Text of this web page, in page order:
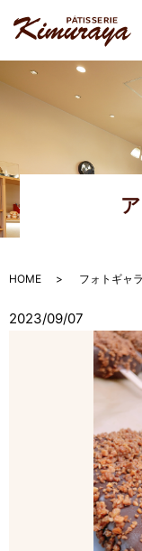
HOME フォトギャ
2023/09/07